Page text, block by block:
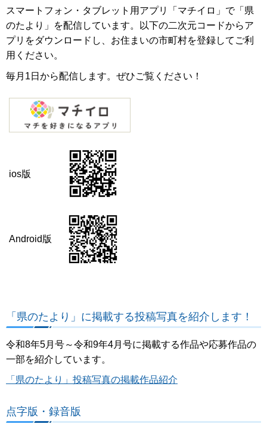
スマートフォン・タブレット用アプリ「マチイロ」で「県
のたより」を配信しています。以下の二次元コードからア
プリをダウンロードし、お住まいの市町村を登録してご利
用ください。
毎月1日から配信します。ぜひご覧ください！
ios版
Android版
「県のたより」に掲載する投稿写真を紹介します！
令和8年5月号～令和9年4月号に掲載する作品や応募作品の
一部を紹介しています。
「県のたより」投稿写真の掲載作品紹介
点字版・録音版